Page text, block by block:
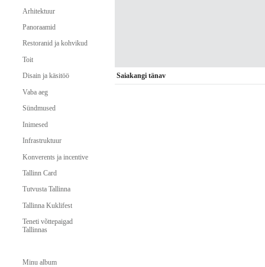
Arhitektuur
Panoraamid
Restoranid ja kohvikud
Toit
Disain ja käsitöö
Vaba aeg
Sündmused
Inimesed
Infrastruktuur
Konverents ja incentive
Tallinn Card
Tutvusta Tallinna
Tallinna Kuklifest
Teneti võttepaigad
Tallinnas
Minu album
Saiakangi tänav